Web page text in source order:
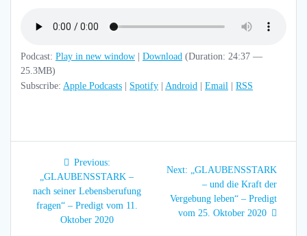
Podcast: Play in new window Download (Duration: 24:37 —
25.3MB)
Subscribe: Apple Podcasts Spotify Android Email RSS
Beitragsnavigation
Previous:Previous
post:
„GLAUBENSSTARK –
nach seiner Lebensberufung
fragen“ – Predigt vom 11.
Oktober 2020
Next:
Next
post:
„GLAUBENSSTARK
– und die Kraft der
Vergebung leben“ – Predigt
vom 25. Oktober 2020